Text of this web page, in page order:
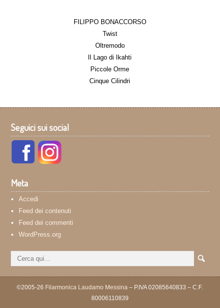
FILIPPO BONACCORSO
Twist
Oltremodo
Il Lago di Ikahti
Piccole Orme
Cinque Cilindri
Seguici sui social
Meta
Accedi
Feed dei contenuti
Feed dei commenti
WordPress.org
©2005-26 Filarmonica Laudamo Messina – P.IVA 02085640833 – C.F.
80006110839